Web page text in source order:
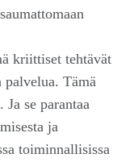
kriittiset tehtävät
Tämä
se parantaa
ja
toiminnallisissa